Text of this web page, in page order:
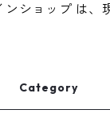
ショップ は、
Category